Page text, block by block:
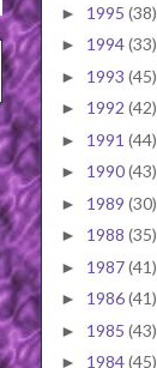
► 1995 (38)
► 1994(33)
► 1993 (45)
► 1992 (42)
► 1991 (44)
► 1990(43)
► 1989 (30)
► 1988 (35)
► 1987(41)
► 1986(41)
► 1985 (43)
► 1984(45)